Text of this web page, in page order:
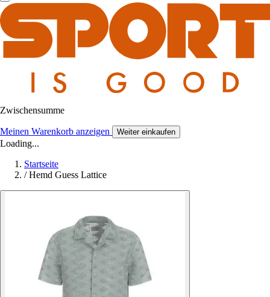
Zwischensumme
Meinen Warenkorb anzeigen Weiter einkaufen
Loading...
Startseite
/ Hemd Guess Lattice